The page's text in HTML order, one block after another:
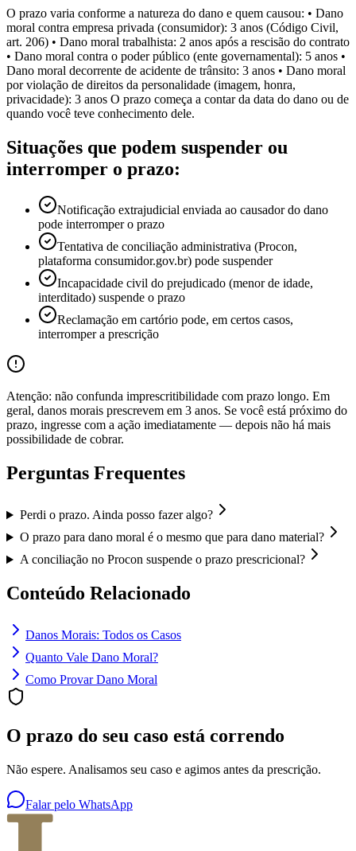
O prazo varia conforme a natureza do dano e quem causou: • Dano
moral contra empresa privada (consumidor): 3 anos (Código Civil,
art. 206) • Dano moral trabalhista: 2 anos após a rescisão do contrato
• Dano moral contra o poder público (ente governamental): 5 anos •
Dano moral decorrente de acidente de trânsito: 3 anos • Dano moral
por violação de direitos da personalidade (imagem, honra,
privacidade): 3 anos O prazo começa a contar da data do dano ou de
quando você teve conhecimento dele.
Situações que podem suspender ou
interromper o prazo:
Notificação extrajudicial enviada ao causador do dano
pode interromper o prazo
Tentativa de conciliação administrativa (Procon,
plataforma consumidor.gov.br) pode suspender
Incapacidade civil do prejudicado (menor de idade,
interditado) suspende o prazo
Reclamação em cartório pode, em certos casos,
interromper a prescrição
Atenção: não confunda imprescritibilidade com prazo longo. Em
geral, danos morais prescrevem em 3 anos. Se você está próximo do
prazo, ingresse com a ação imediatamente — depois não há mais
possibilidade de cobrar.
Perguntas Frequentes
Perdi o prazo. Ainda posso fazer algo?
O prazo para dano moral é o mesmo que para dano material?
A conciliação no Procon suspende o prazo prescricional?
Conteúdo Relacionado
Danos Morais: Todos os Casos
Quanto Vale Dano Moral?
Como Provar Dano Moral
O prazo do seu caso está correndo
Não espere. Analisamos seu caso e agimos antes da prescrição.
Falar pelo WhatsApp